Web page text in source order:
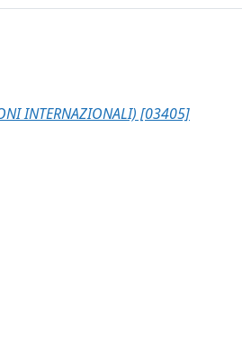
INTERNAZIONALI) [03405]